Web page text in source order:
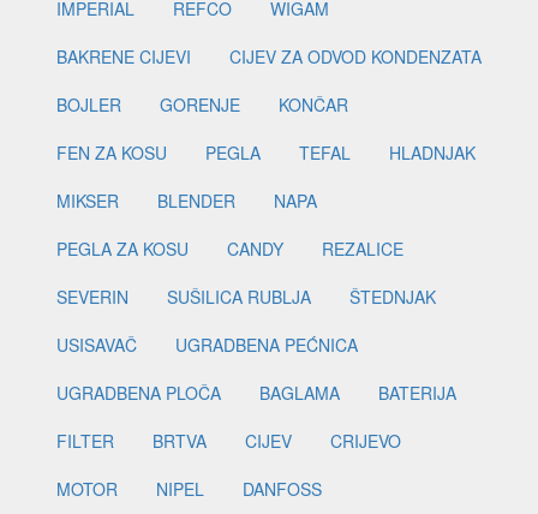
IMPERIAL
REFCO
WIGAM
BAKRENE CIJEVI
CIJEV ZA ODVOD KONDENZATA
BOJLER
GORENJE
KONČAR
FEN ZA KOSU
PEGLA TEFAL
HLADNJAK
MIKSER
BLENDER
NAPA
PEGLA ZA KOSU
CANDY
REZALICE
SEVERIN
SUŠILICA RUBLJA
ŠTEDNJAK
USISAVAČ
UGRADBENA PEĆNICA
UGRADBENA PLOČA
BAGLAMA
BATERIJA
FILTER
BRTVA CIJEV
CRIJEVO
MOTOR
NIPEL
DANFOSS